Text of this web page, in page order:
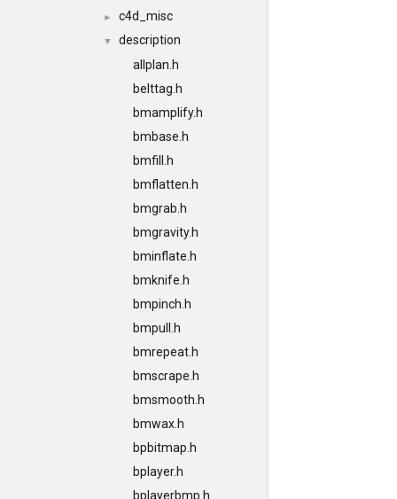
► c4d_misc
▼
description
allplan.h
belttag.h
bmamplify.h
bmbase.h
bmfill.h
bmflatten.h
bmgrab.h
bmgravity.h
bminflate.h
bmknife.h
bmpinch.h
bmpull.h
bmrepeat.h
bmscrape.h
bmsmooth.h
bmwax.h
bpbitmap.h
bplayer.h
bplayerbmp.h